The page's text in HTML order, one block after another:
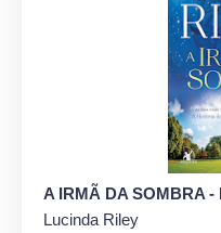
A IRMÃ DA SOMBRA -
Lucinda Riley